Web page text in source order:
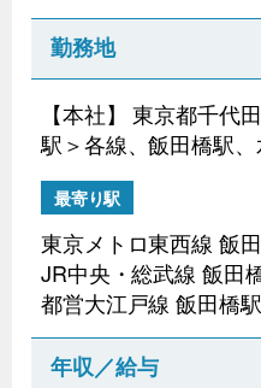
勤務地
【本社】 東京都千代
駅＞各線、飯田橋駅
最寄り駅
東京メトロ東西線 飯
JR中央・総武線 飯田
都営大江戸線 飯田橋駅
年収／給与